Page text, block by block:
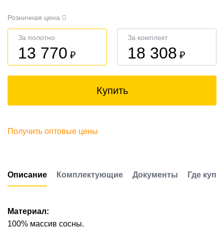
Розничная цена
За полотно
13 770 ₽
За комплект
18 308 ₽
Купить
Получить оптовые цены
Описание Комплектующие Документы Где
Материал:
100% массив сосны.